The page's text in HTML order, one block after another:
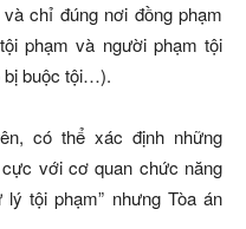
chỉ đúng nơi đồng phạm
phạm và người phạm tội
bị buộc tội…).
có thể xác định những
với cơ quan chức năng
tội phạm” nhưng Tòa án